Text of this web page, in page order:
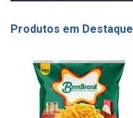
Produtos em Destaque